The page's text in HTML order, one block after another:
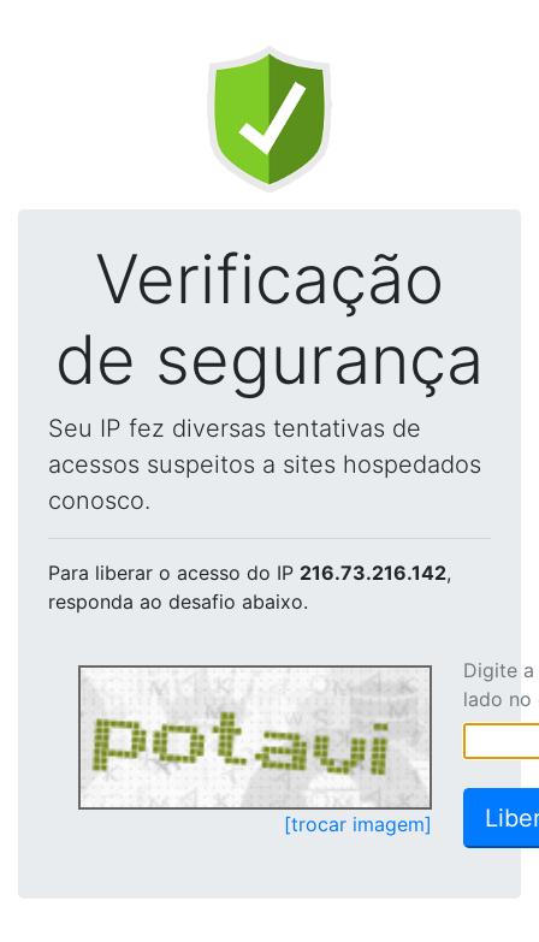
Verificação
de segurança
Seu IP fez diversas tentativas de
acessos suspeitos a sites hospedados
conosco.
Para liberar o acesso do IP 216.73.216.142,
responda ao desafio abaixo.
[trocar imagem]
Digite
lado no